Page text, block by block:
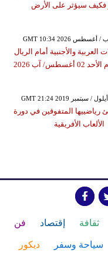
فكيف سيؤثر على الأرض
العربية والأجنبية أمام الريال
آب 2026
رياضييها المتفوقين في دورة
الألعاب الأفريقية
ثقافة إقتصاد فن
سياحة وسفر ديكور